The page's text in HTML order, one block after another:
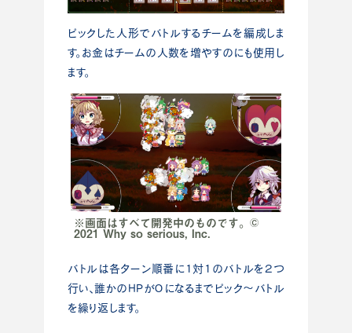
ピックした人形でバトルするチームを編成しま
す。お金はチームの人数を増やすのにも使用し
ます。
※画面はすべて開発中のものです。©
2021 Why so serious, Inc.
バトルは各ターン順番に1対1のバトルを２つ
行い、誰かのHPが０になるまでピック～バトル
を繰り返します。